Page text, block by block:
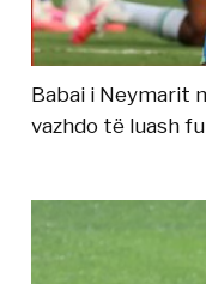
Babai i Neymarit
vazhdo të luash